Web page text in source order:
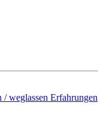
/ weglassen Erfahrungen